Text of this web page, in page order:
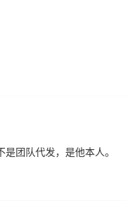
团队代发，是他本人。